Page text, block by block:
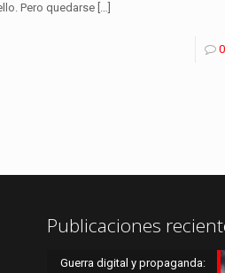
Pero quedarse […]
0
Publicaciones
Guerra digital y propaganda: